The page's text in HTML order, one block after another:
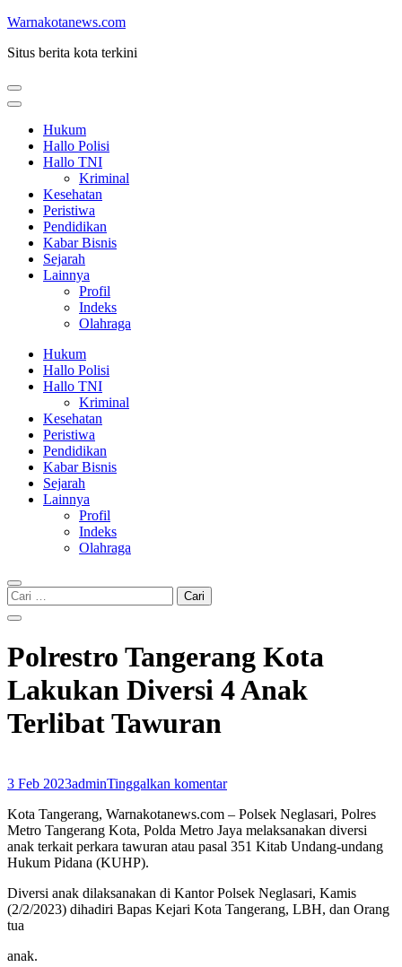
Lompat
konten
Enter)
Warnakotanews.com
Situs berita kota terkini
Hukum
Hallo Polisi
Hallo TNI
Kriminal
Kesehatan
Peristiwa
Pendidikan
Kabar Bisnis
Sejarah
Lainnya
Profil
Indeks
Olahraga
Hukum
Hallo Polisi
Hallo TNI
Kriminal
Kesehatan
Peristiwa
Pendidikan
Kabar Bisnis
Sejarah
Lainnya
Profil
Indeks
Olahraga
Cari
untuk:
Polrestro Tangerang Kota
Lakukan Diversi 4 Anak
Terlibat Tawuran
3 Feb 2023adminTinggalkan komentar
Kota Tangerang, Warnakotanews.com – Polsek Neglasari, Polres
Metro Tangerang Kota, Polda Metro Jaya melaksanakan diversi
anak terkait perkara tawuran atau pasal 351 Kitab Undang-undang
Hukum Pidana (KUHP).
Diversi anak dilaksanakan di Kantor Polsek Neglasari, Kamis
(2/2/2023) dihadiri Bapas Kejari Kota Tangerang, LBH, dan Orang
tua
anak.